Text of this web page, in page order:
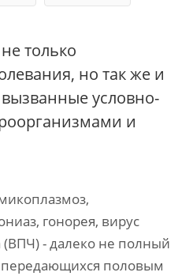
только
но так же и
условно-
и
гонорея, вирус
- далеко не полный
половым